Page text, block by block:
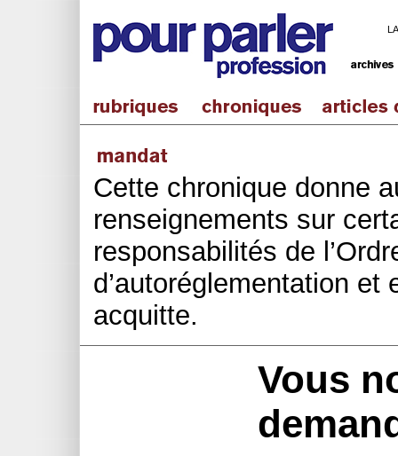
Cette chronique donne
renseignements sur
responsabilités de
d’autoréglementation et
acquitte.
Vous